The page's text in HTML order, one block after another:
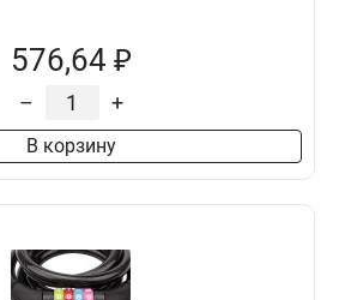
576,64 ₽
– +
В корзину